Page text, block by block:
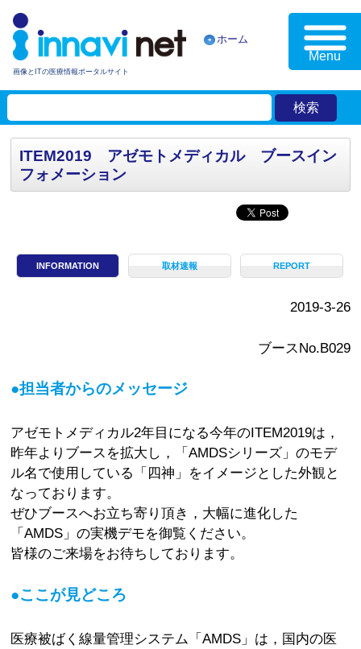
画像とITの医療情報ポータルサイト
ホーム
Menu
ITEM2019 アゼモトメディカル ブースイン
フォメーション
INFORMATION 取材速報 REPORT
2019-3-26
ブースNo.B029
●担当者からのメッセージ
アゼモトメディカル2年目になる今年のITEM2019は，
昨年よりブースを拡大し，「AMDSシリーズ」のモデ
ル名で使用している「四神」をイメージとした外観と
なっております。
ぜひブースへお立ち寄り頂き，大幅に進化した
「AMDS」の実機デモを御覧ください。
皆様のご来場をお待ちしております。
●ここが見どころ
医療被ばく線量管理システム「AMDS」は，国内の医